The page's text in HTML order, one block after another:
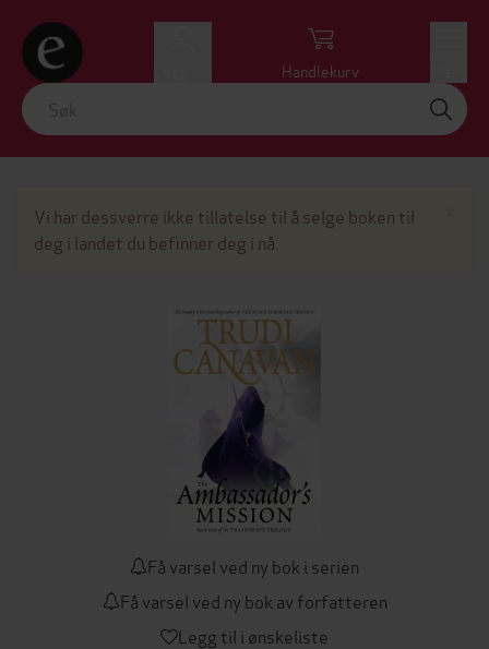
Handlekurv
Vi har dessverre ikke tillatelse til å selge boken til
deg i landet du befinner deg i nå.
Få varsel ved ny bok i serien
Få varsel ved ny bok av forfatteren
Legg til i ønskeliste